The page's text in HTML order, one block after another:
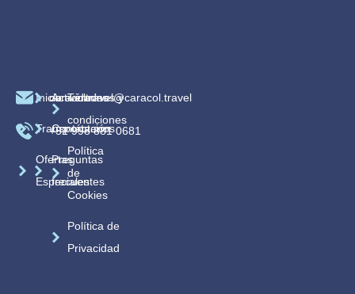
Inicio
Transportación
Ofertas
Especiales
Actividades
Contáctanos
Preguntas
frecuentes
Términos y
condiciones
Política
de
Cookies
Política de
Privacidad
caracoltravel@caracol.travel
+52 998 881 0681